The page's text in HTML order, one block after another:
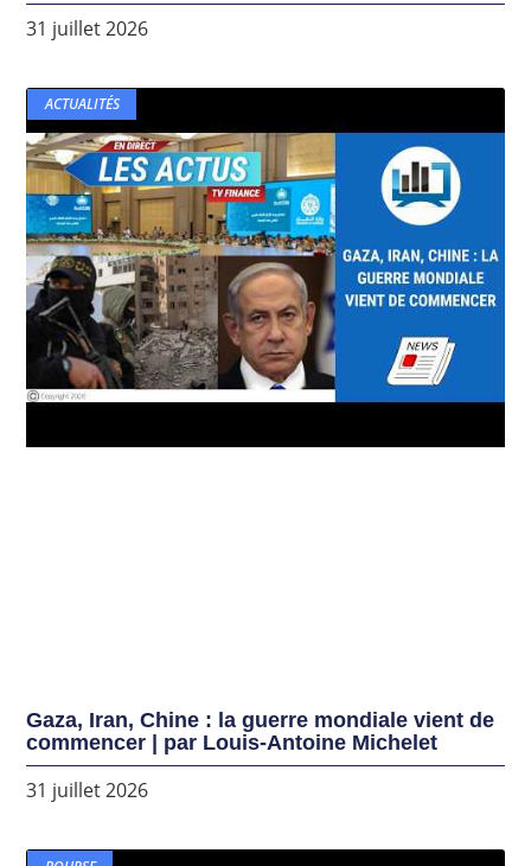
31 juillet 2026
ACTUALITÉS
Gaza, Iran, Chine : la guerre mondiale vient de
commencer | par Louis-Antoine Michelet
31 juillet 2026